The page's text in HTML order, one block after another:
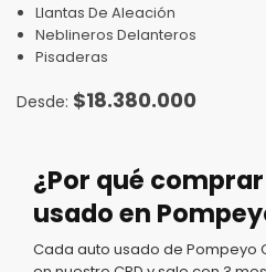
Llantas De Aleación
Neblineros Delanteros
Pisaderas
$18.380.000
¿Por qué
usado en
Cada auto usado de Pompeyo